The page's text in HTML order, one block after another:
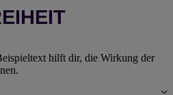
hilft dir, die Wirkung der